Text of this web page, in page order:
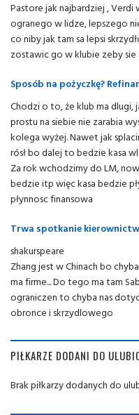
Pastore jak najbardziej ,
ogranego w lidze, lepszego
co niby jak tam sa lepsi
zostawic go w klubie zeby sie
Sposób na pożyczkę?
Chodzi o to, że klub ma dlugi,
prostu na siebie nie zarabia
kolega wyżej. Nawet jak
rósł bo dalej to bedzie kasa
Za rok wchodzimy do LM,
bedzie itp więc kasa bedzie
płynnosc finansowa
Trwa spotkanie
shakurspeare
Zhang jest w Chinach bo
ma firme... Do tego ma tam
ograniczen to chyba nas
obronce i skrzydlowego
PIŁKARZE DODANI DO
Brak piłkarzy dodanych do